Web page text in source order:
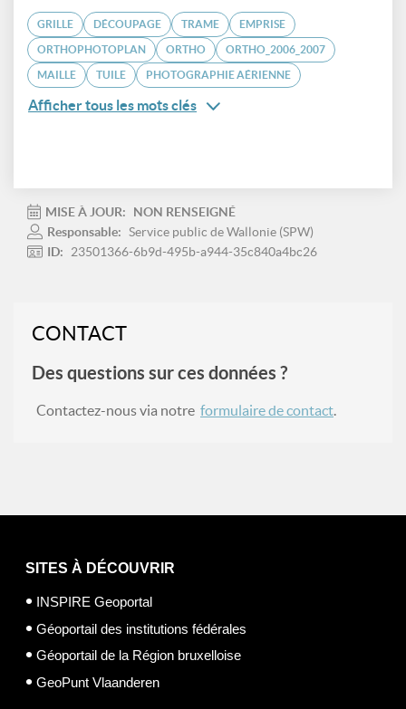
GRILLE DÉCOUPAGE TRAME EMPRISE
ORTHOPHOTOPLAN ORTHO ORTHO_2006_2007
MAILLE TUILE PHOTOGRAPHIE AÉRIENNE
Afficher tous les mots clés
MISE À JOUR:
NON RENSEIGNÉ
Responsable: Service public de Wallonie (SPW)
ID:
23501366-6b9d-495b-a944-35c840a4bc26
CONTACT
Des questions sur ces données ?
Contactez-nous via notre formulaire de contact.
SITES À DÉCOUVRIR
INSPIRE Geoportal
Géoportail des institutions fédérales
Géoportail de la Région bruxelloise
GeoPunt Vlaanderen